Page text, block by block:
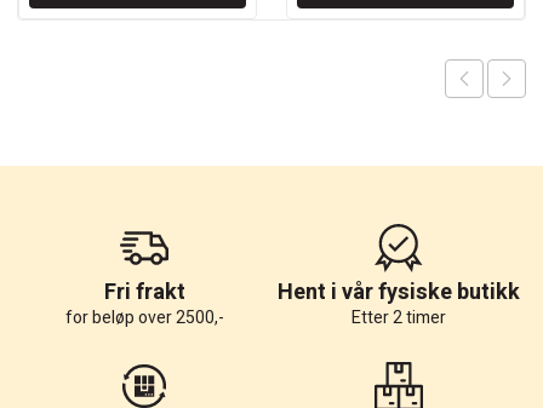
Fri frakt
for beløp over 2500,-
Hent i vår fysiske butikk
Etter 2 timer